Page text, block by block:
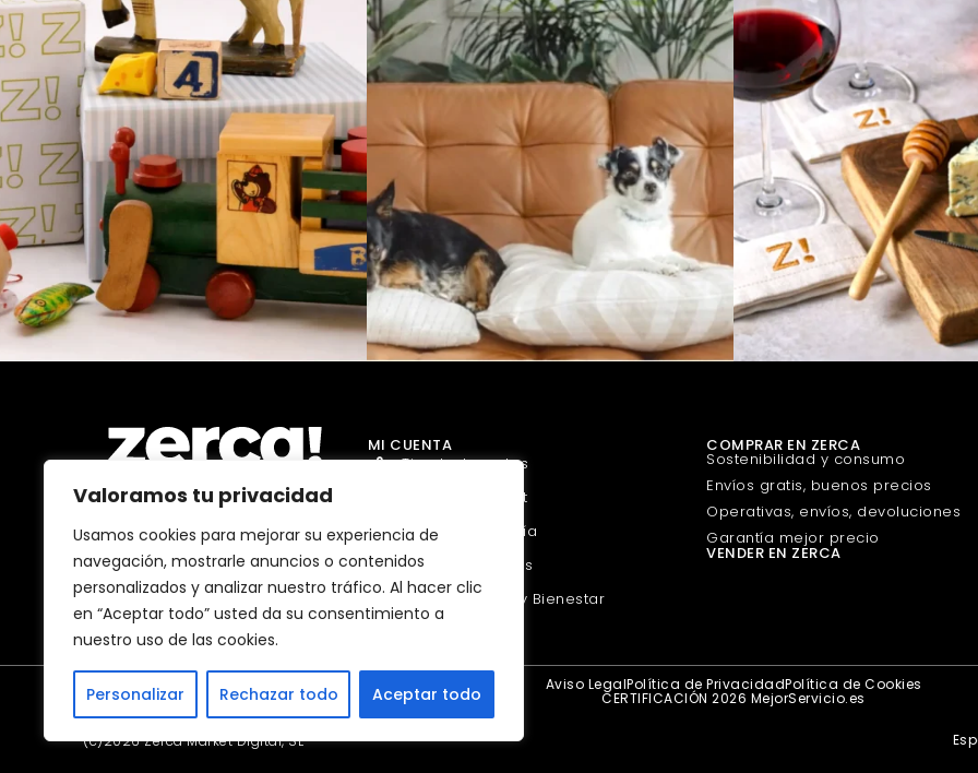
Valoramos tu privacidad
Usamos cookies para mejorar su experiencia de
navegación, mostrarle anuncios o contenidos
personalizados y analizar nuestro tráfico. Al hacer clic
en “Aceptar todo” usted da su consentimiento a
nuestro uso de las cookies.
Personalizar Rechazar todo Aceptar todo
Comercios, productores y
distribuidores locales. Pagan
impuestos aquí, y dinamizan
economía y empleo en tu
comunidad.
MI CUENTA
Tienda Juguetes
Tienda Gourmet
Tienda Droguería
Tienda Mascotas
Tienda Belleza y Bienestar
COMPRAR EN ZERCA
Sostenibilidad y consumo
Envíos gratis, buenos precios
Operativas, envíos, devoluciones
Garantía mejor precio
VENDER EN ZERCA
Aviso LegalPolítica de PrivacidadPolítica de Cookies
CERTIFICACIÓN 2026 MejorServicio.es
(c)2026 Zerca Market Digital, SL